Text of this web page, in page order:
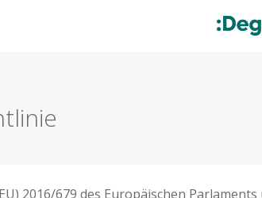
2016/679 des Europäischen